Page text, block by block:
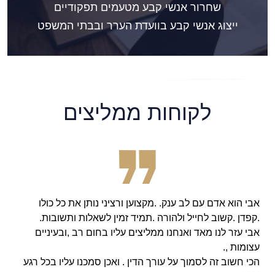
שחרור אנשי קבע מטעמים תפקודיים
ייצוג אנשי קבע בוועדת הערר ובבתי המשפט
לקוחות ממליצים
נותן את כל כולו
זמין לשאלות ותשובות.
עליו בחום רב ,ובעיניים
. ואכן סמכנו עליו בכל רגע
and hard working
Avi Finarsky, I am now
friends and family,
and has done an